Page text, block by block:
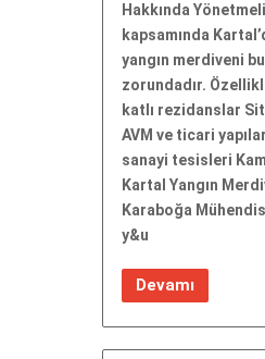
Hakkında
kapsamında
yangın merdiveni
zorundadır.
katlı rezidanslar
AVM ve ticari
sanayi tesisleri
Kartal Yangın
Karaboğa
y&u
Devamı